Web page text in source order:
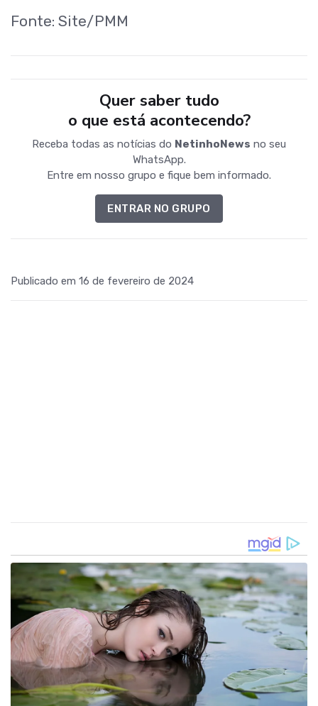
Fonte: Site/PMM
Quer saber tudo
o que está acontecendo?
Receba todas as notícias do NetinhoNews no seu
WhatsApp.
Entre em nosso grupo e fique bem informado.
ENTRAR NO GRUPO
Publicado em 16 de fevereiro de 2024